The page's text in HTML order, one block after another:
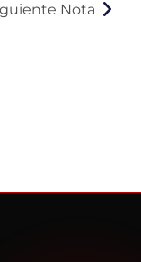
Nota